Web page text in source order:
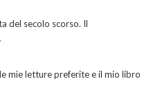
del secolo scorso. Il
mie letture preferite e il mio libro